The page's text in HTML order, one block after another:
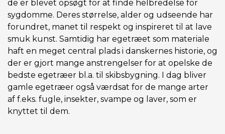
de er blevet opsøgt for at finde helbredelse for
sygdomme. Deres størrelse, alder og udseende har
forundret, manet til respekt og inspireret til at lave
smuk kunst. Samtidig har egetræet som materiale
haft en meget central plads i danskernes historie, og
der er gjort mange anstrengelser for at opelske de
bedste egetræer bl.a. til skibsbygning. I dag bliver
gamle egetræer også værdsat for de mange arter
af f.eks. fugle, insekter, svampe og laver, som er
knyttet til dem.